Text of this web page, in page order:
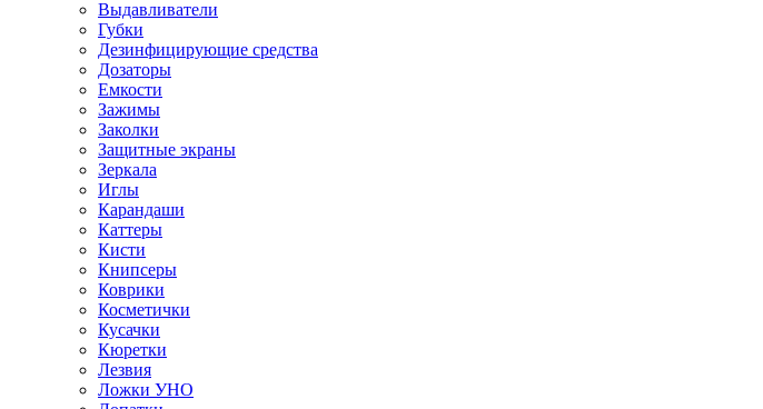
Выдавливатели
Губки
Дезинфицирующие средства
Дозаторы
Емкости
Зажимы
Заколки
Защитные экраны
Зеркала
Иглы
Карандаши
Каттеры
Кисти
Книпсеры
Коврики
Косметички
Кусачки
Кюретки
Лезвия
Ложки УНО